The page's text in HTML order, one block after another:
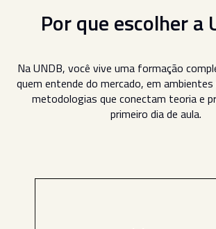
Por que escolher a
Na UNDB, você vive uma formação
quem entende do mercado, em
metodologias que conectam teoria e
primeiro dia de aula.